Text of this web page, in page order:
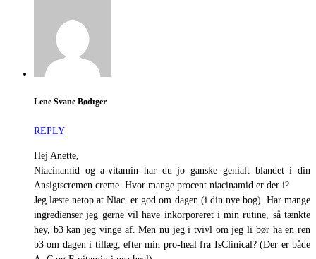
Lene Svane Bødtger
REPLY
Hej Anette,
Niacinamid og a-vitamin har du jo ganske genialt blandet i din
Ansigtscremen creme. Hvor mange procent niacinamid er der i?
Jeg læste netop at Niac. er god om dagen (i din nye bog). Har mange
ingredienser jeg gerne vil have inkorporeret i min rutine, så tænkte
hey, b3 kan jeg vinge af. Men nu jeg i tvivl om jeg li bør ha en ren
b3 om dagen i tillæg, efter min pro-heal fra IsClinical? (Der er både